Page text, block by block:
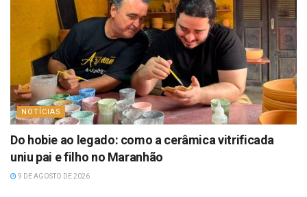
NOTÍCIAS
Do hobie ao legado: como a cerâmica vitrificada
uniu pai e filho no Maranhão
9 DE AGOSTO DE 2026